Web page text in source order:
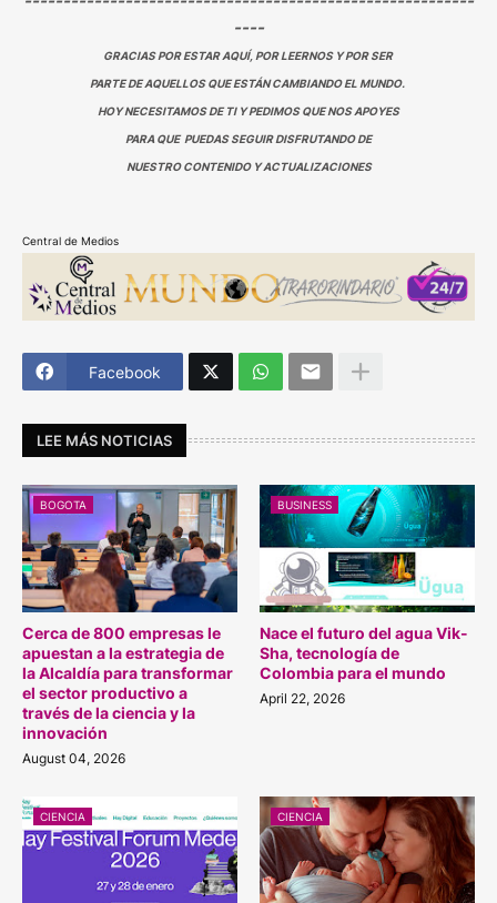
----
GRACIAS POR ESTAR AQUÍ, POR LEERNOS Y POR SER
PARTE DE AQUELLOS QUE ESTÁN CAMBIANDO EL MUNDO.
HOY NECESITAMOS DE TI Y PEDIMOS QUE NOS APOYES
PARA QUE PUEDAS SEGUIR DISFRUTANDO DE
NUESTRO CONTENIDO Y ACTUALIZACIONES
Central de Medios
Facebook
LEE MÁS NOTICIAS
BOGOTA
Cerca de 800 empresas le
apuestan a la estrategia de
la Alcaldía para transformar
el sector productivo a
través de la ciencia y la
innovación
August 04, 2026
BUSINESS
Nace el futuro del agua Vik-
Sha, tecnología de
Colombia para el mundo
April 22, 2026
CIENCIA CIENCIA